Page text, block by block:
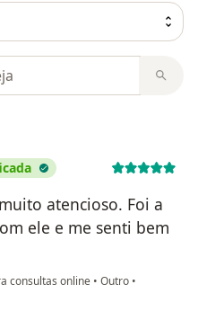
atencioso. Foi a
ele e me senti bem
consultas online • Outro •